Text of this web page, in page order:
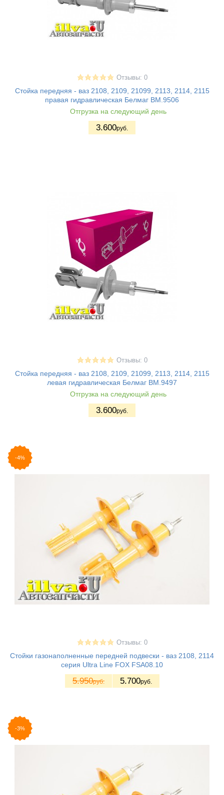
Отзывы: 0
Стойка передняя - ваз 2108, 2109, 21099, 2113, 2114, 2115
правая гидравлическая Белмаг BM.9506
Отгрузка на следующий день
3.600руб.
Отзывы: 0
Стойка передняя - ваз 2108, 2109, 21099, 2113, 2114, 2115
левая гидравлическая Белмаг BM.9497
Отгрузка на следующий день
3.600руб.
-4%
Отзывы: 0
Стойки газонаполненные передней подвески - ваз 2108, 2114
серия Ultra Line FOX FSA08.10
5.950руб. 5.700руб.
-3%